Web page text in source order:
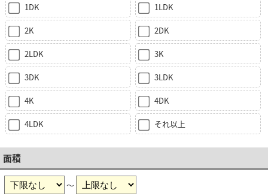
1DK 1LDK
2K 2DK
2LDK 3K
3DK 3LDK
4K 4DK
4LDK それ以上
面積
～